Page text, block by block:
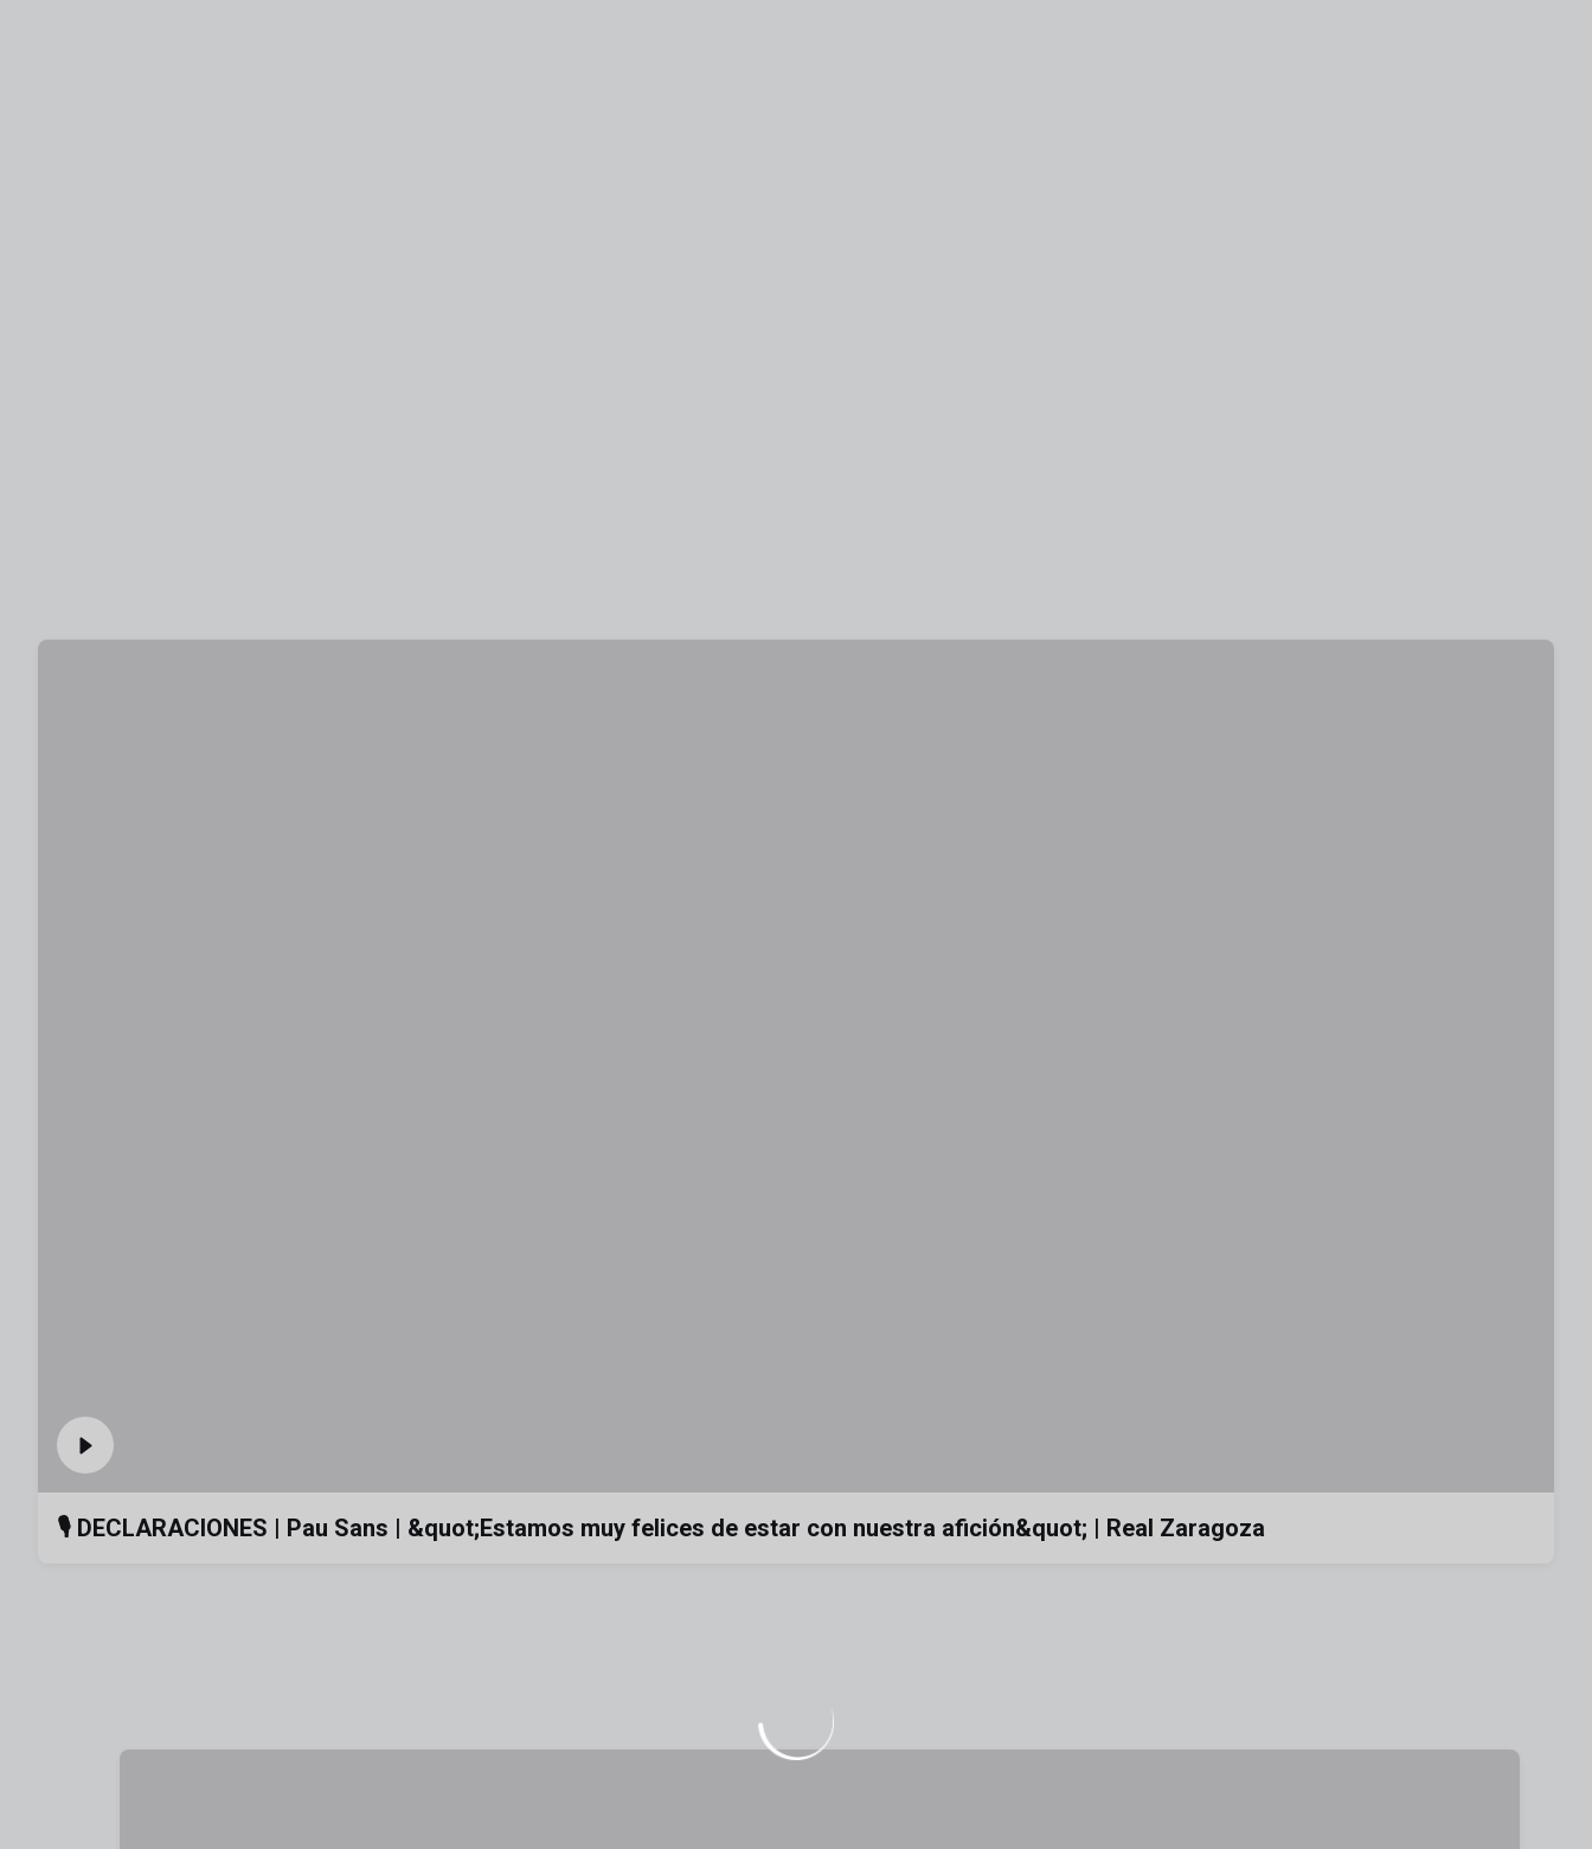
🎙️ DECLARACIONES | Pau Sans | &quot;Estamos muy felices de estar con nuestra afición&quot; | Real Zaragoza